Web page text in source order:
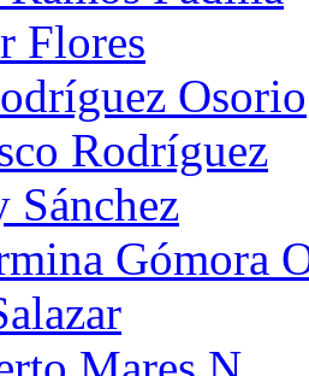
Flores
Osorio
Rodríguez
Sánchez
Gómora